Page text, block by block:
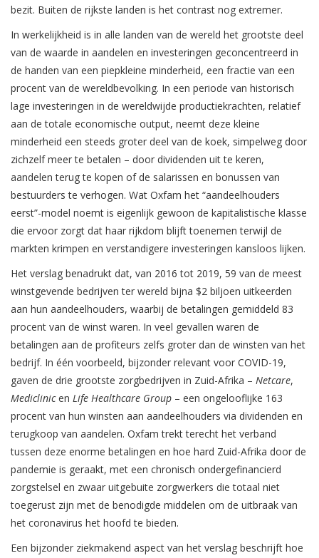
bezit. Buiten de rijkste landen is het contrast nog extremer.
In werkelijkheid is in alle landen van de wereld het grootste deel
van de waarde in aandelen en investeringen geconcentreerd in
de handen van een piepkleine minderheid, een fractie van een
procent van de wereldbevolking. In een periode van historisch
lage investeringen in de wereldwijde productiekrachten, relatief
aan de totale economische output, neemt deze kleine
minderheid een steeds groter deel van de koek, simpelweg door
zichzelf meer te betalen – door dividenden uit te keren,
aandelen terug te kopen of de salarissen en bonussen van
bestuurders te verhogen. Wat Oxfam het “aandeelhouders
eerst”-model noemt is eigenlijk gewoon de kapitalistische klasse
die ervoor zorgt dat haar rijkdom blijft toenemen terwijl de
markten krimpen en verstandigere investeringen kansloos lijken.
Het verslag benadrukt dat, van 2016 tot 2019, 59 van de meest
winstgevende bedrijven ter wereld bijna $2 biljoen uitkeerden
aan hun aandeelhouders, waarbij de betalingen gemiddeld 83
procent van de winst waren. In veel gevallen waren de
betalingen aan de profiteurs zelfs groter dan de winsten van het
bedrijf. In één voorbeeld, bijzonder relevant voor COVID-19,
gaven de drie grootste zorgbedrijven in Zuid-Afrika – Netcare,
Mediclinicen Life Healthcare Group – een ongelooflijke 163
procent van hun winsten aan aandeelhouders via dividenden en
terugkoop van aandelen. Oxfam trekt terecht het verband
tussen deze enorme betalingen en hoe hard Zuid-Afrika door de
pandemie is geraakt, met een chronisch ondergefinancierd
zorgstelsel en zwaar uitgebuite zorgwerkers die totaal niet
toegerust zijn met de benodigde middelen om de uitbraak van
het coronavirus het hoofd te bieden.
Een bijzonder ziekmakend aspect van het verslag beschrijft hoe